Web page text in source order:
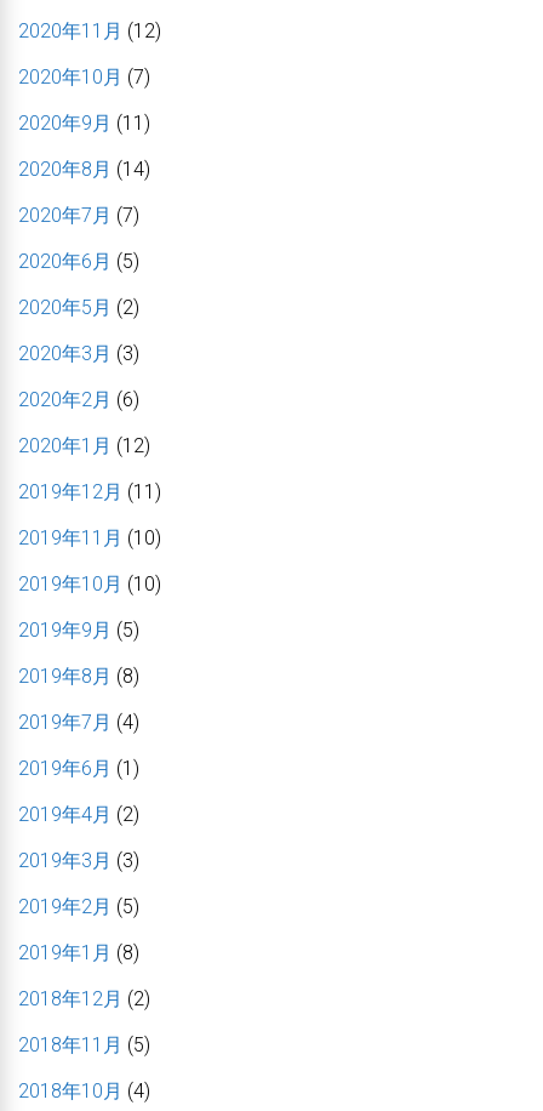
2020年11月 (12)
2020年10月 (7)
2020年9月 (11)
2020年8月 (14)
2020年7月 (7)
2020年6月 (5)
2020年5月 (2)
2020年3月 (3)
2020年2月 (6)
2020年1月 (12)
2019年12月 (11)
2019年11月 (10)
2019年10月 (10)
2019年9月 (5)
2019年8月 (8)
2019年7月 (4)
2019年6月 (1)
2019年4月 (2)
2019年3月 (3)
2019年2月 (5)
2019年1月 (8)
2018年12月 (2)
2018年11月 (5)
2018年10月 (4)